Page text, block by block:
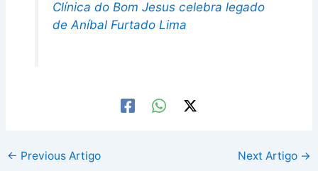
Clínica do Bom Jesus celebra legado
de Aníbal Furtado Lima
← Previous Artigo Next Artigo →